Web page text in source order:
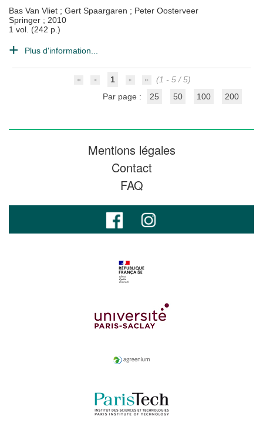
Bas Van Vliet ; Gert Spaargaren ; Peter Oosterveer
Springer ; 2010
1 vol. (242 p.)
Plus d'information...
1
(1 - 5 / 5)
Par page :
25 50 100 200
Mentions légales
Contact
FAQ